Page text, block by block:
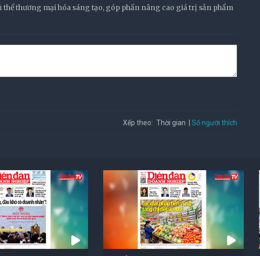
thương mại hóa sáng tạo, góp phần nâng cao giá trị sản phẩm
Xếp theo: Thời gian Số người thích